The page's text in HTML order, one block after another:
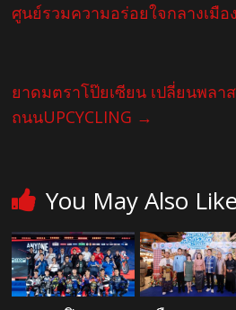
ศูนย์รวมความอร่อยใจกลางเมือง
ยาดมตราโป๊ยเซียน เปลี่ยนพลา
ถนนUPCYCLING →
You May Also Like